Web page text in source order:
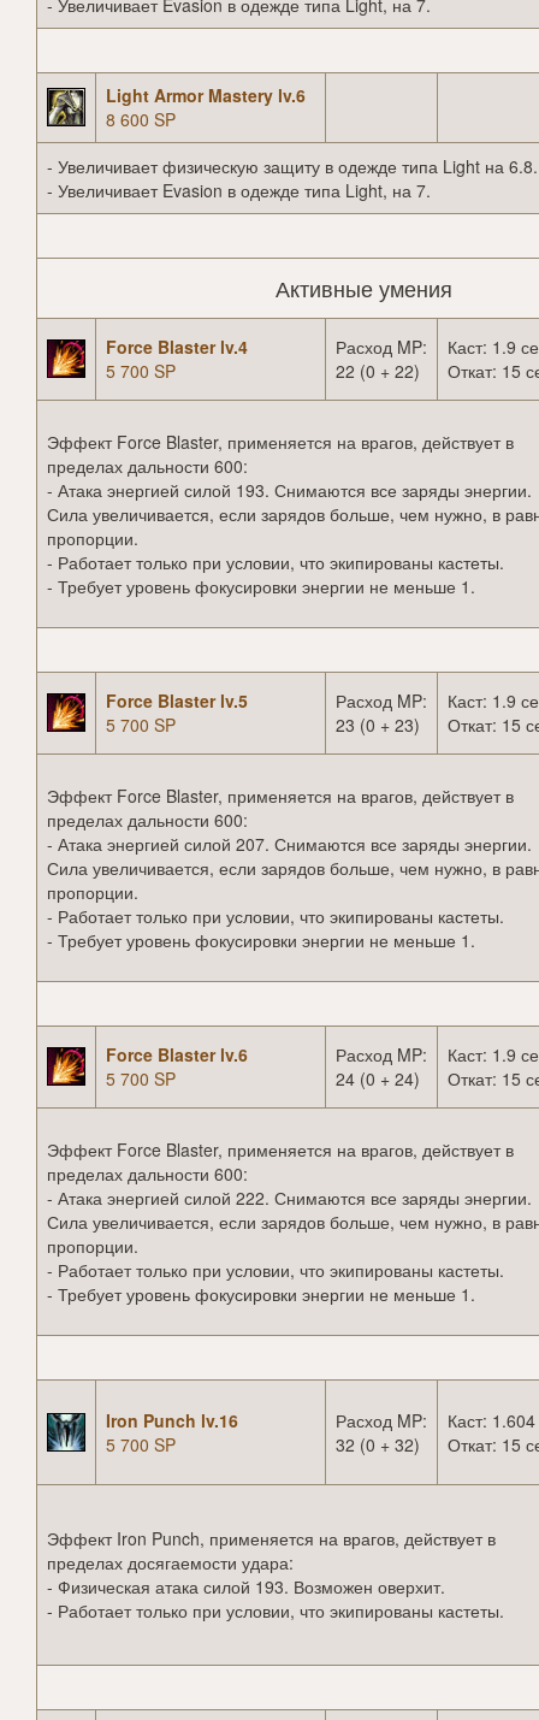
- Увеличивает Evasion в одежде типа Light, на 7.
Light Armor Mastery lv.6
8 600 SP
- Увеличивает физическую защиту в одежде типа Light на 6.8.
- Увеличивает Evasion в одежде типа Light, на 7.
Активные умения
Force Blaster lv.4
5 700 SP
Расход MP:
22 (0 + 22)
Каст: 1.9
Откат: 15
Эффект Force Blaster, применяется на врагов, действует в
пределах дальности 600:
- Атака энергией силой 193. Снимаются все заряды энергии.
Сила увеличивается, если зарядов больше, чем нужно, в
пропорции.
- Работает только при условии, что экипированы кастеты.
- Требует уровень фокусировки энергии не меньше 1.
Force Blaster lv.5
5 700 SP
Расход MP:
23 (0 + 23)
Каст: 1.9
Откат: 15
Эффект Force Blaster, применяется на врагов, действует в
пределах дальности 600:
- Атака энергией силой 207. Снимаются все заряды энергии.
Сила увеличивается, если зарядов больше, чем нужно, в
пропорции.
- Работает только при условии, что экипированы кастеты.
- Требует уровень фокусировки энергии не меньше 1.
Force Blaster lv.6
5 700 SP
Расход MP:
24 (0 + 24)
Каст: 1.9
Откат: 15
Эффект Force Blaster, применяется на врагов, действует в
пределах дальности 600:
- Атака энергией силой 222. Снимаются все заряды энергии.
Сила увеличивается, если зарядов больше, чем нужно, в
пропорции.
- Работает только при условии, что экипированы кастеты.
- Требует уровень фокусировки энергии не меньше 1.
Iron Punch lv.16
5 700 SP
Расход MP:
32 (0 + 32)
Каст: 1.604
Откат: 15
Эффект Iron Punch, применяется на врагов, действует в
пределах досягаемости удара:
- Физическая атака силой 193. Возможен оверхит.
- Работает только при условии, что экипированы кастеты.